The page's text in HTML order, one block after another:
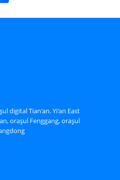
digital Tian'an. Yi'an East
orașul Fenggang, orașul